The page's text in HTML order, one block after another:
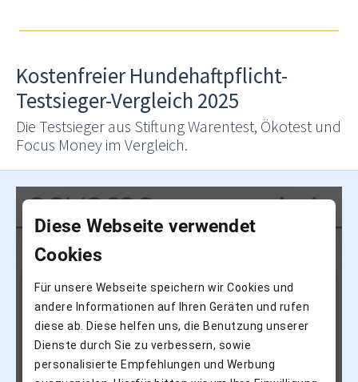
Kostenfreier Hundehaftpflicht-
Testsieger-Vergleich 2025
Die Testsieger aus Stiftung Warentest, Ökotest und
Focus Money im Vergleich.